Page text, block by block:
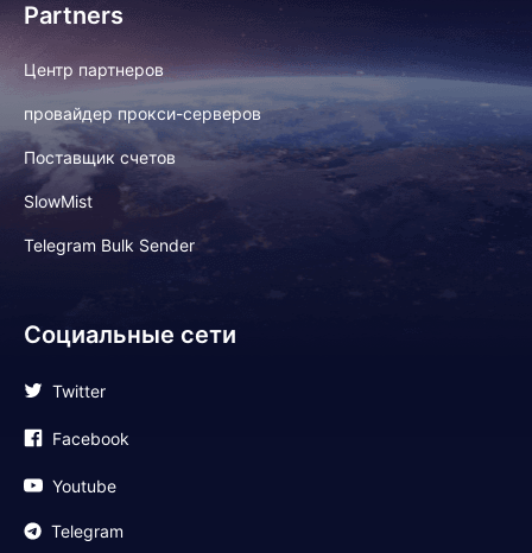
Partners
Центр партнеров
провайдер прокси-серверов
Поставщик счетов
SlowMist
Telegram Bulk Sender
Социальные сети
Twitter
Facebook
Youtube
Telegram